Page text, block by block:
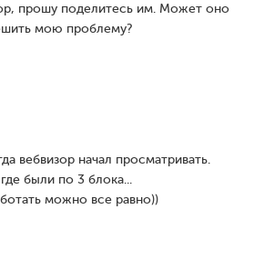
прошу поделитесь им. Может оно
мою проблему?
вебвизор начал просматривать.
были по 3 блока...
можно все равно))